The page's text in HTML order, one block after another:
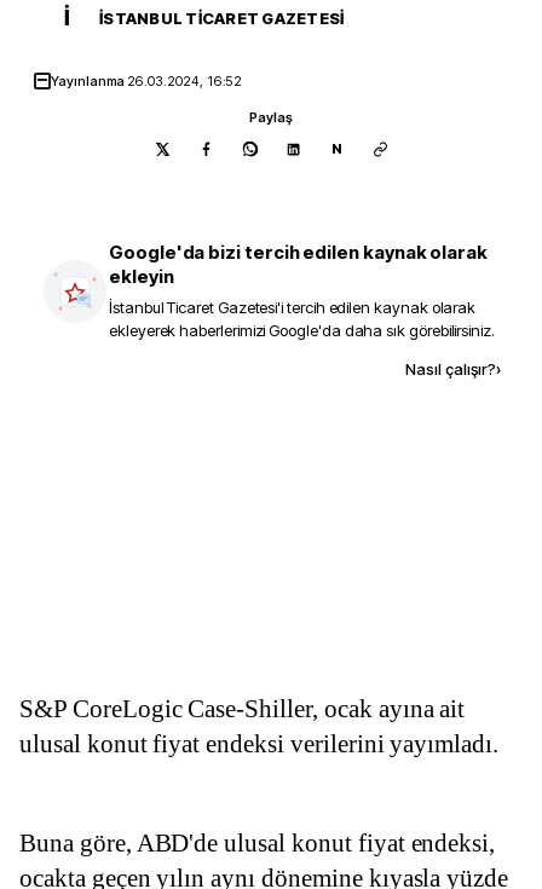
İ İSTANBUL TICARET GAZETESI
Yayınlanma 26.03.2024, 16:52
Paylaş
N
Google'da bizi tercih edilen kaynak olarak
ekleyin
İstanbul Ticaret Gazetesi'i tercih edilen kaynak olarak
ekleyerek haberlerimizi Google'da daha sık görebilirsiniz.
Nasıl çalışır?›
S&P CoreLogic Case-Shiller, ocak ayına ait
ulusal konut fiyat endeksi verilerini yayımladı.
Buna göre, ABD'de ulusal konut fiyat endeksi,
ocakta geçen yılın aynı dönemine kıyasla yüzde